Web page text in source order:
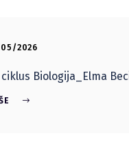
2026
Biologija_Elma